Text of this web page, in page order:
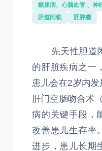
糖尿病、心脑血管 、神
胆道闭锁
肝肿瘤
先天性胆道闭
的肝脏疾病之一
患儿会在2岁内发
肝门空肠吻合术
病的关键手段，
改善患儿生存率
进步，患儿长期